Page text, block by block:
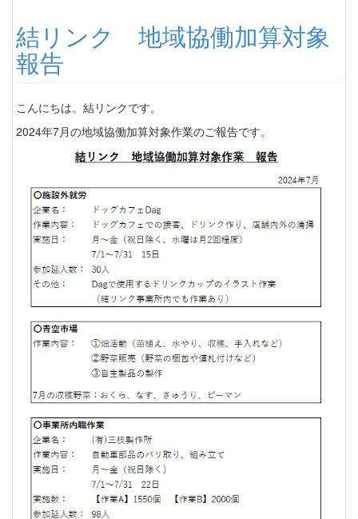
結リンク 地域協働加算対象
報告
こんにちは。結リンクです。
2024年7月の地域協働加算対象作業のご報告です。